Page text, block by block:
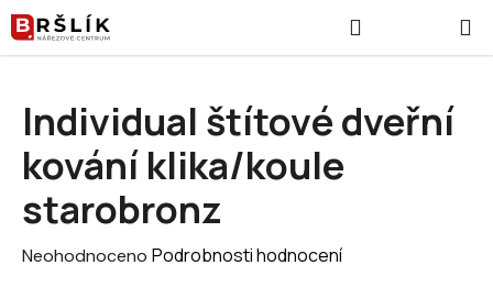
Přejít na obsah
Individual štítové dveřní
kování klika/koule
starobronz
Průměrné hodnocení produktu je 0,0 z 5 hvězdiček.
Neohodnoceno Podrobnosti hodnocení